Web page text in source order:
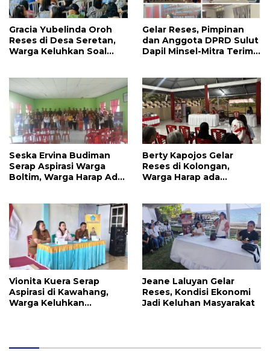
Gracia Yubelinda Oroh
Reses di Desa Seretan,
Warga Keluhkan Soal
Gelar Reses, Pimpinan
dan Anggota DPRD Sulut
Dapil Minsel-Mitra Terima
Seska Ervina Budiman
Serap Aspirasi Warga
Boltim, Warga Harap Ada
Berty Kapojos Gelar
Reses di Kolongan,
Warga Harap ada
Vionita Kuera Serap
Aspirasi di Kawahang,
Warga Keluhkan
Jeane Laluyan Gelar
Reses, Kondisi Ekonomi
Jadi Keluhan Masyarakat